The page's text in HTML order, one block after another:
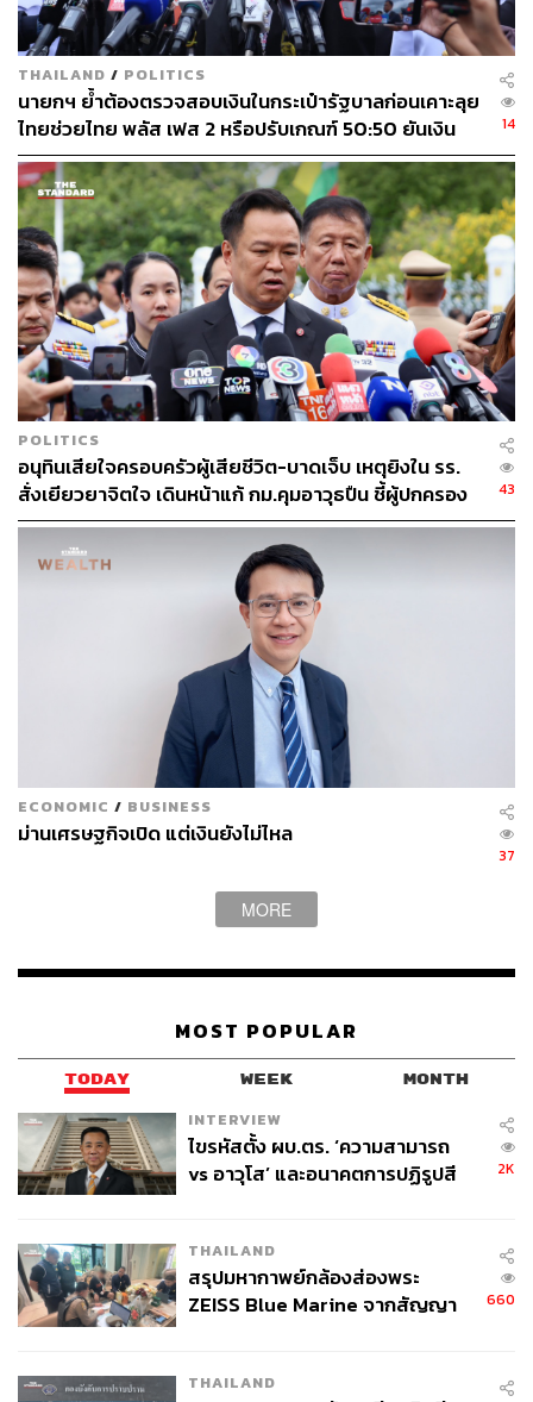
(กฟภ.)
ภาพ:ศวิตา พูลเสถียร
พลพีร์ สุวรรณฉวี สส. นครราชสีมา 4 สมัย หรือ มท.2 เป็น
บุตรชายของว่าที่ ร.ต. ไพโรจน์ สุวรรณฉวี อดีตรัฐมนตรีช่วย
ว่าการกระทรวงพาณิชย์ และ ร.ต.หญิง ระนองรักษ์ สุวรรณ
ฉวี อดีตรัฐมนตรีว่าการกระทรวงเทคโนโลยีสารสนเทศและ
การสื่อสาร และอดีตนายกองค์การบริหารส่วนจังหวัด
นครราชสีมา ผู้ล่วงลับ
พลพีร์กล่าวว่า จุดเริ่มต้นทางการเมืองของตนเอง ไม่ได้เกิด
จากการวางแผนระยะยาว หากเกิดขึ้นจากสถานการณ์
ทางการเมืองในช่วงปี 2550 ขณะนั้นอายุเพียง 24 ปี และ
กำลังศึกษาระดับปริญญาโท อยู่ที่ประเทศอังกฤษ ในช่วงเดียว
กับที่พ่อของเขาถูกตัดสิทธิทางการเมืองจากคดียุบพรรค
ไทยรักไทย กลุ่มบ้านเลขที่ 111
“พ่อโทรมาถามว่าจะกลับมาลงสมัคร สส.ไหม ตอนแรกผม
ปฏิเสธ เพราะยังอยากใช้ชีวิตวัยรุ่นที่เมืองนอกต่อ”
แต่คำตอบนั้นเปลี่ยนไป เมื่อผู้เป็นพ่อใช้เหตุผลที่เขาเรียกว่า
ไม้ตาย “ถ้าเต้ยไม่กลับมา พ่อจะให้แม่ลงสมัครในเขตนั้น
สำหรับพลพีร์ การตัดสินใจกลับประเทศไทยในเวลานั้น ไม่ได้
เกิดจากความพร้อมทางการเมือง หากเกิดจากความรู้สึกส่วน
ตัวที่ไม่อยากให้แม่ต้องเข้ามารับภาระ “แม่เป็นพยาบาล อยาก
ให้อยู่เฉยๆ”
แม้จะเติบโตในครอบครัวการเมือง แต่พลพีร์บอกว่า ในวัยเด็ก
เมืองของครอบครัวเลย เพราะช่วงเวลาส่วนใหญ่คือการเห็น
อื่น พ่อหายไปไหน ทำไมคนมาที่บ้านเยอะ ทำไมมีคนโทร
ตามตลอด”
คำถามในวัยเด็ก กลายเป็นบทเรียนสำคัญที่ทำให้เขาเห็นอีก
ด้านของการเมือง นั่นคือ ปัญหาของประชาชนไม่เคยสิ้นสุด
และหน้าที่ของผู้แทนไม่ใช่เพียงการรับฟัง แต่คือการหาทาง
จัดการปัญหาเหล่านั้นภายใต้ข้อจำกัดที่มีอยู่
“ปัญหาของประชาชนในประเทศนี้ไม่เคยหมดจริงๆ และใน
ฐานะตัวแทน เราจะบริหารจัดการอย่างไร โดยไม่ไปก้าวล่วง
ระบบราชการ ภายใต้กฎหมาย มาตรา 157 และกรอบ
จุดเปลี่ยนสำคัญของพลพีร์ เกิดขึ้นหลังการเสียชีวิตของพ่อใน
THAILAND / POLITICS
นายกฯ ย้ำต้องตรวจสอบเงินในกระเป๋ารัฐบาลก่อนเคาะลุย
ไทยช่วยไทย พลัส เฟส 2 หรือปรับเกณฑ์ 50:50 ยันเงิน
คงคลังรัฐบาลแข็งแรง
14
POLITICS
อนุทินเสียใจครอบครัวผู้เสียชีวิต-บาดเจ็บ เหตุยิงใน รร.
สั่งเยียวยาจิตใจ เดินหน้าแก้ กม.คุมอาวุธปืน ชี้ผู้ปกครอง
ต้องร่วมรับผิดชอบ
43
ECONOMIC / BUSINESS
ม่านเศรษฐกิจเปิด แต่เงินยังไม่ไหล
37
MORE
MOST POPULAR
TODAY WEEK MONTH
INTERVIEW
ไขรหัสตั้ง ผบ.ตร. ‘ความสามารถ
vs อาวุโส’ และอนาคตการปฏิรูปสี
2K
THAILAND
สรุปมหากาพย์กล้องส่องพระ
ZEISS Blue Marine จากสัญญา
จ่ายหนี้-แอบระบุแบรนด์
660
THAILAND